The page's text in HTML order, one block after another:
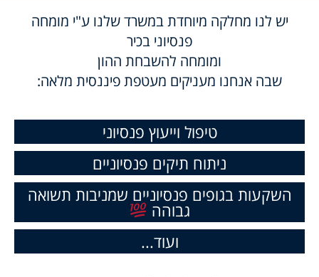
יש לנו מחלקה מיוחדת במשרד שלנו ע"י מומחה
פנסיוני בכיר
ומומחה להשבחת ההון
שבה אנחנו מעניקים מעטפת פיננסית מלאה:
טיפול וייעוץ פנסיוני
ניתוח תיקים פנסיוניים
השקעות בגופים פנסיוניים שמניבות תשואה
גבוהה
ועוד...